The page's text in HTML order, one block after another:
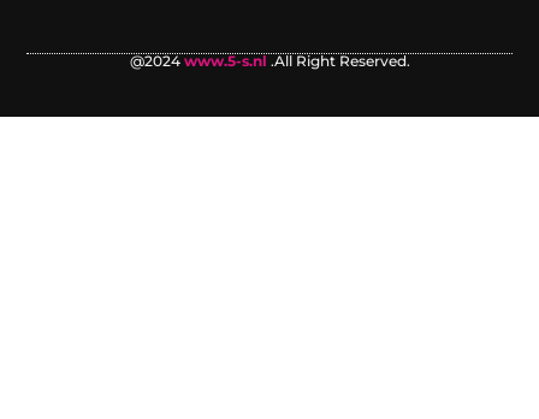
@2024www.5-s.nl .All Right Reserved.